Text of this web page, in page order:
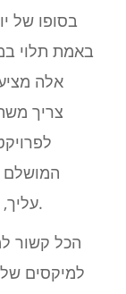
בסופו של
באמת תלוי
אלה
צריך
המושלם
עליך, יש רצועת ערוצים שיש עליה את שמך.
הכל קשור
למיקסים